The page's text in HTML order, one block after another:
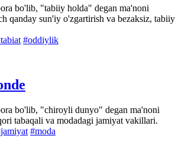
bo'lib, "tabiiy holda" degan ma'noni
qanday sun'iy o'zgartirish va bezaksiz, tabiiy
#oddiylik
bo'lib, "chiroyli dunyo" degan ma'noni
tabaqali va modadagi jamiyat vakillari.
#moda